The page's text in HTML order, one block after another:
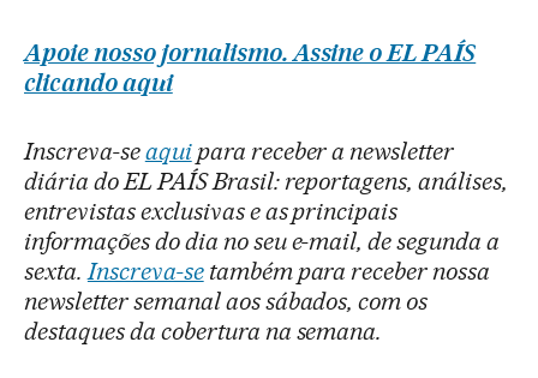
Apoie nosso jornalismo. Assine o EL PAÍS
clicando aqui
Inscreva-seaquipara receber a newsletter
diária do EL PAÍS Brasil: reportagens, análises,
entrevistas exclusivas e as principais
informações do dia no seu e-mail, de segunda a
sexta. Inscreva-setambém para receber nossa
newsletter semanal aos sábados, com os
destaques da cobertura na semana.